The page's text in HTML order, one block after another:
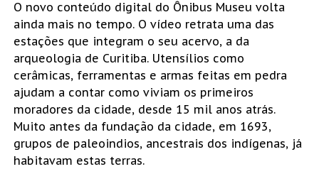
O novo conteúdo digital do Ônibus Museu volta
ainda mais no tempo. O vídeo retrata uma das
estações que integram o seu acervo, a da
arqueologia de Curitiba. Utensílios como
cerâmicas, ferramentas e armas feitas em pedra
ajudam a contar como viviam os primeiros
moradores da cidade, desde 15 mil anos atrás.
Muito antes da fundação da cidade, em 1693,
grupos de paleoindios, ancestrais dos indígenas, já
habitavam estas terras.